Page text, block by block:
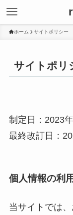
ホーム サイトポリシー
サイトポリ
制定日：2023
最終改訂日：
個人情報の利
当サイトでは